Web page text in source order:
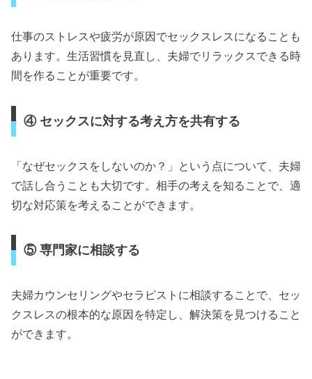
仕事のストレスや疲労が原因でセックスレスになることも
あります。生活習慣を見直し、夫婦でリラックスできる時
間を作ることが重要です。
④ セックスに対する考え方を共有する
「なぜセックスをしないのか？」という点について、夫婦
で話し合うことも大切です。相手の考えを知ることで、適
切な対応策を考えることができます。
⑤ 専門家に相談する
夫婦カウンセリングやセラピストに相談することで、セッ
クスレスの根本的な原因を特定し、解決策を見つけること
ができます。